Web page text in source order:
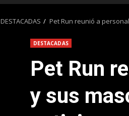
DESTACADAS Pet Run reunió a
DESTACADAS
Pet Run
y sus